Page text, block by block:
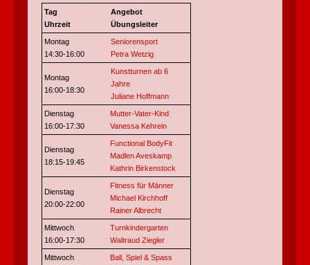
Tag
Uhrzeit
Angebot
Übungsleiter
Montag
14:30-16:00
Seniorensport
Petra Wetzig
Montag
16:00-18:30
Kunstturnen ab 6
Jahre
Juliane Hoffmann
Dienstag
16:00-17:30
Mutter-Vater-Kind
Vanessa Kehrein
Dienstag
18:15-19:45
Functional BodyFit
Madlen Aveskamp
Kathrin Birkenstock
Dienstag
20:00-22:00
Fitness für Männer
Michael Kirchhoff
Rainer Albrecht
Mittwoch
16:00-17:30
Turnkindergarten
Waltraud Ziegler
Mittwoch
Ball, Spiel & Spass